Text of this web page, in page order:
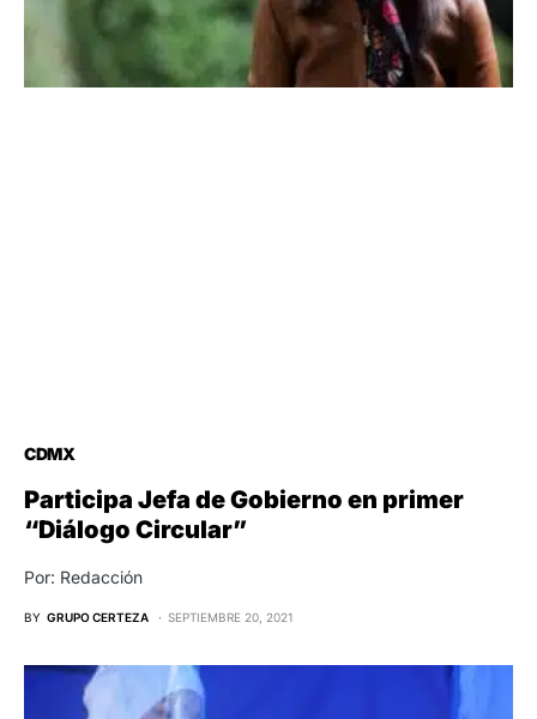
CDMX
Participa Jefa de Gobierno en primer
“Diálogo Circular”
Por: Redacción
BY GRUPO CERTEZA SEPTIEMBRE 20, 2021